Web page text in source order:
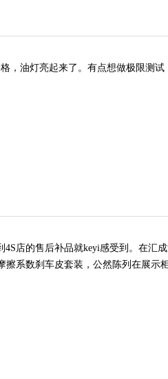
，油灯亮起来了。有点想做极限测试
店的售后补品就keyi感受到。在汇
系数刹车皮套装，公然陈列在展示